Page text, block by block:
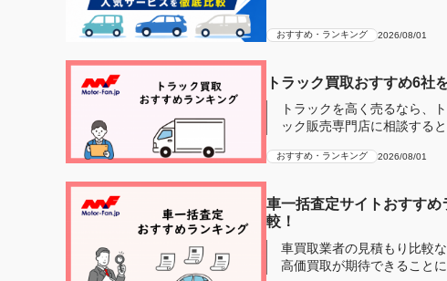
おすすめ・ランキング 2026/08/01
トラック買取おすすめ6社
トラックを高く売るなら、
ック販売専門店に相談する
おすすめ・ランキング 2026/08/01
車一括査定サイトおすす
較！
車買取業者の見積もり比較
高価買取が期待できることに